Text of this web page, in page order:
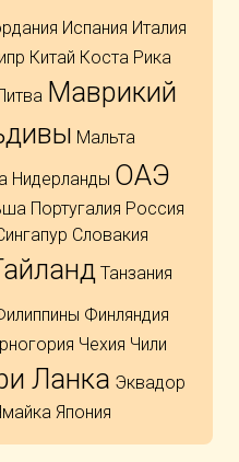
Испания Италия
Китай Коста Рика
Маврикий
Мальта
Нидерланды ОАЭ
Португалия Россия
Словакия
Танзания
Финляндия
Чехия Чили
Ланка Эквадор
Япония